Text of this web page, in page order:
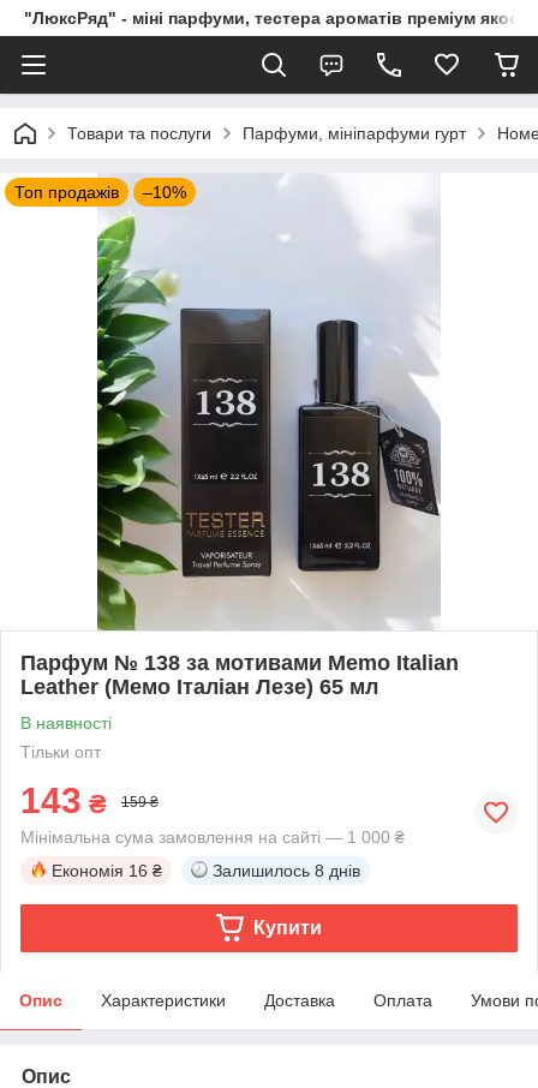
"ЛюксРяд" - міні парфуми, тестера ароматів преміум
Товари та послуги Парфуми, мініпарфуми гурт
Топ продажів –10%
Парфум № 138 за мотивами Memo Italian
Leather (Мемо Італіан Лезе) 65 мл
В наявності
Тільки опт
143 ₴ 159 ₴
Мінімальна сума замовлення на сайті — 1 000 ₴
Економія 16 ₴ Залишилось 8 днів
Купити
Опис Характеристики Доставка Оплата Умови
Опис